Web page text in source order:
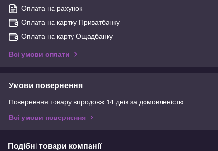
Оплата на рахунок
Оплата на картку Приватбанку
Оплата на карту Ощадбанку
Всі умови оплати
Умови повернення
Повернення товару впродовж 14 днів за домовленістю
Всі умови повернення
Подібні товари компанії